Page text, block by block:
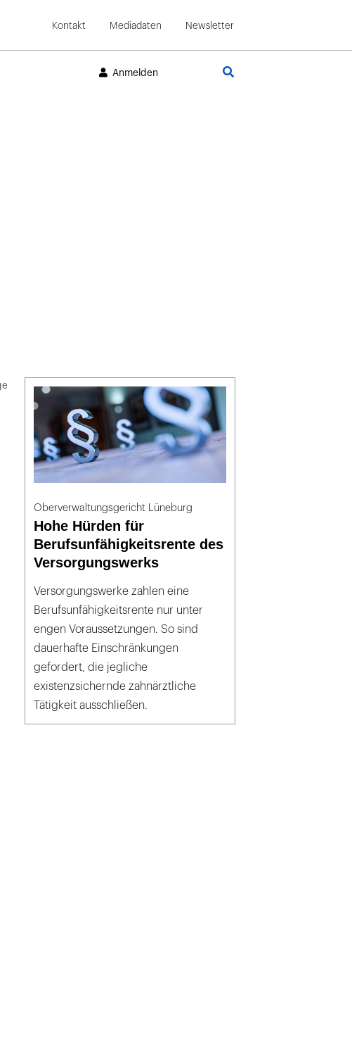
Kontakt Mediadaten Newsletter
Anmelden
Oberverwaltungsgericht Lüneburg
Hohe Hürden für
Berufsunfähigkeitsrente des
Versorgungswerks
Versorgungswerke zahlen eine
Berufsunfähigkeitsrente nur unter
engen Voraussetzungen. So sind
dauerhafte Einschränkungen
gefordert, die jegliche
existenzsichernde zahnärztliche
Tätigkeit ausschließen.